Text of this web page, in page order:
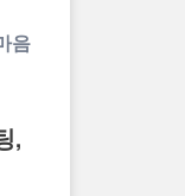
음
,